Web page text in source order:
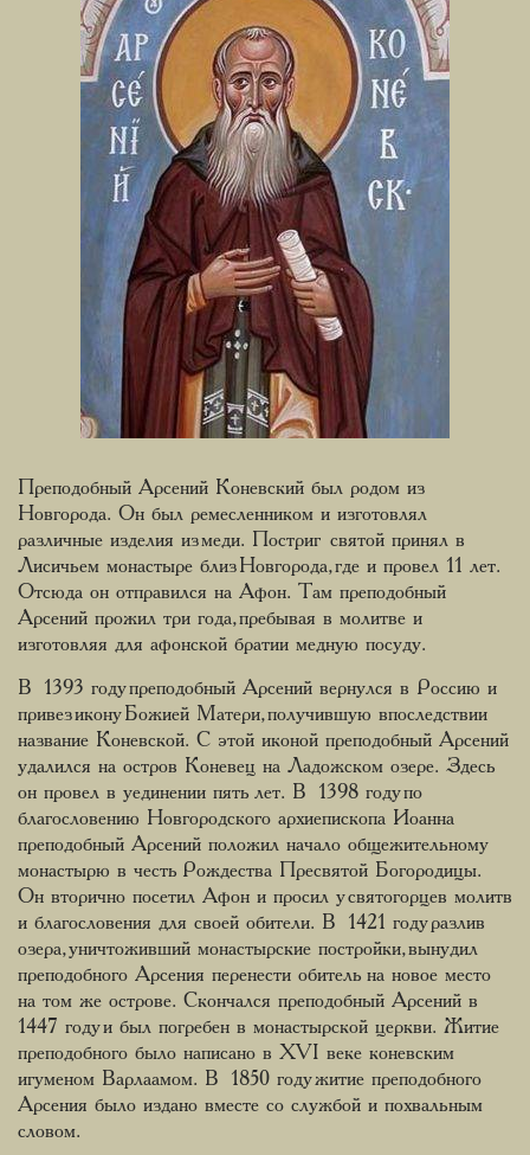
Преподобный Арсений Коневский был родом из
Новгорода. Он был ремесленником и изготовлял
различные изделия из меди. Постриг святой принял в
Лисичьем монастыре близ Новгорода, где и провел 11 лет.
Отсюда он отправился на Афон. Там преподобный
Арсений прожил три года, пребывая в молитве и
изготовляя для афонской братии медную посуду.
В 1393 году преподобный Арсений вернулся в Россию и
привез икону Божией Матери, получившую впоследствии
название Коневской. С этой иконой преподобный Арсений
удалился на остров Коневец на Ладожском озере. Здесь
он провел в уединении пять лет. В 1398 году по
благословению Новгородского архиепископа Иоанна
преподобный Арсений положил начало общежительному
монастырю в честь Рождества Пресвятой Богородицы.
Он вторично посетил Афон и просил у святогорцев молитв
и благословения для своей обители. В 1421 году разлив
озера, уничтоживший монастырские постройки, вынудил
преподобного Арсения перенести обитель на новое место
на том же острове. Скончался преподобный Арсений в
1447 году и был погребен в монастырской церкви. Житие
преподобного было написано в XVI веке коневским
игуменом Варлаамом. В 1850 году житие преподобного
Арсения было издано вместе со службой и похвальным
словом.